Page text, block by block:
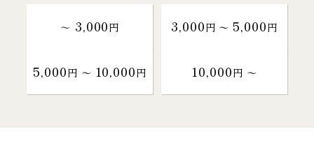
～ 3,000円 3,000円 〜 5,000円
5,000円 〜 10,000円 10,000円 〜